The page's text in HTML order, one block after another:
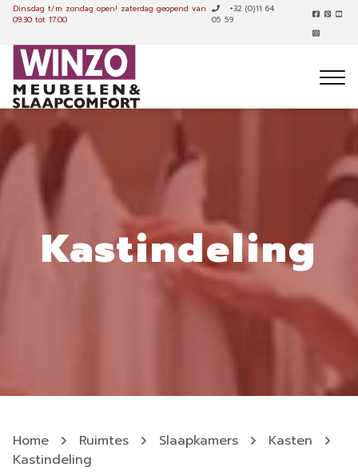
Dinsdag t/m zondag open! zaterdag geopend van
09:30 tot 17:00
+32 (0)11 64
05 59
Kastindeling
Home Ruimtes Slaapkamers
Kasten
Kastindeling